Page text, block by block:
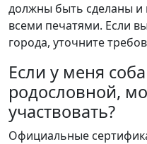
должны быть сделаны и
всеми печатями. Если
города, уточните
Если у меня
родословной,
участвовать?
Официальные